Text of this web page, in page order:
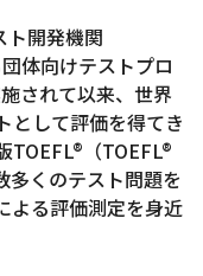
ト開発機関
体向けテストプロ
されて以来、世界
として評価を得てき
TOEFL® （TOEFL®
多くのテスト問題を
よる評価測定を身近